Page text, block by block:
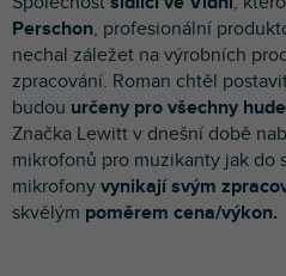
Perschon, profesionální
nechal záležet na výrobních
zpracování. Roman chtěl
budou určeny pro všechny
Značka Lewitt v dnešní době
mikrofonů pro muzikanty jak do
mikrofony vynikají svým
skvělým poměrem cena/výkon.
p
r
o
d
u
k
t
ů